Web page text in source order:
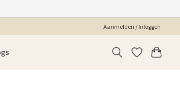
Aanmelden / Inloggen